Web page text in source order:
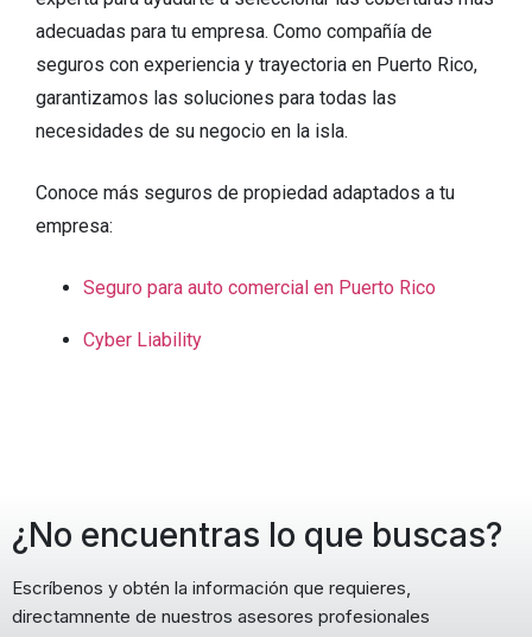
adecuadas para tu empresa. Como compañía de
seguros con experiencia y trayectoria en Puerto Rico,
garantizamos las soluciones para todas las
necesidades de su negocio en la isla.
Conoce más seguros de propiedad adaptados a tu
empresa:
Seguro para auto comercial en Puerto Rico
Cyber Liability
¿No encuentras lo que buscas?
Escríbenos y obtén la información que requieres,
directamnente de nuestros asesores profesionales